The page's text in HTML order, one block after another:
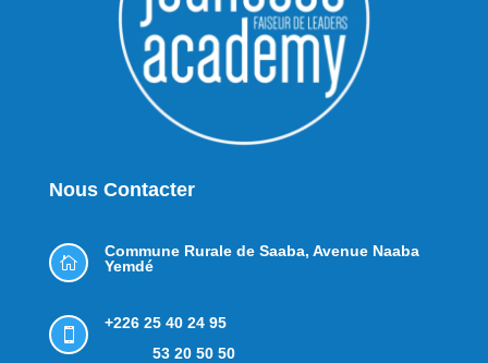
Nous Contacter

Commune Rurale de Saaba, Avenue Naaba
Yemdé

+226 25 40 24 95
53 20 50 50